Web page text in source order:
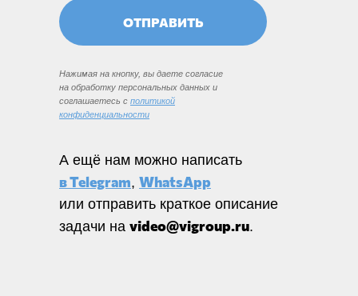
ОТПРАВИТЬ
Нажимая на кнопку, вы даете согласие
на обработку персональных данных и
соглашаетесь c политикой
конфиденциальности
А ещё нам можно написать
в Telegram, WhatsApp
или отправить краткое описание
задачи на video@vigroup.ru.